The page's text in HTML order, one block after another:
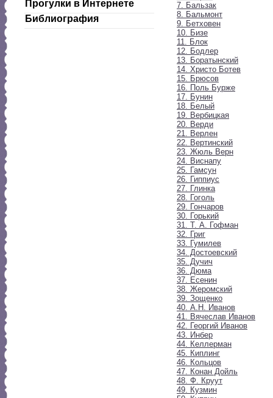
Прогулки в Интернете
Библиография
7. Бальзак
8. Бальмонт
9. Бетховен
10. Бизе
11. Блок
12. Бодлер
13. Боратынский
14. Христо Ботев
15. Брюсов
16. Поль Бурже
17. Бунин
18. Белый
19. Вербицкая
20. Верди
21. Верлен
22. Вертинский
23. Жюль Верн
24. Виснапу
25. Гамсун
26. Гиппиус
27. Глинка
28. Гоголь
29. Гончаров
30. Горький
31. Т. А. Гофман
32. Григ
33. Гумилев
34. Достоевский
35. Дучич
36. Дюма
37. Есенин
38. Жеромский
39. Зощенко
40. А.Н. Иванов
41. Вячеслав Иванов
42. Георгий Иванов
43. Инбер
44. Келлерман
45. Киплинг
46. Кольцов
47. Конан Дойль
48. Ф. Круут
49. Кузмин